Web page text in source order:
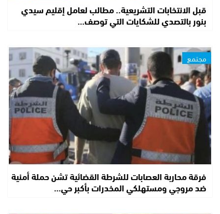
قبل الانتخابات التشريعية.. مطالب لعامل إقليم سيدي
بنور بالتصدي للشكايات التي توصف…
مجتمع
فرقة محاربة العصابات للشرطة القضائية تشن حملة أمنية
ضد مروجي ومستهلكي المخدرات بأكبر حي…